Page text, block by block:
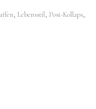
, Lebensstil , Post-Kollaps,